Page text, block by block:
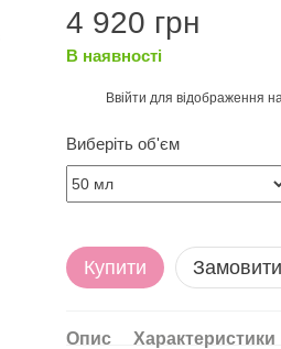
4 920 грн
В наявності
Ввійти для відображення
Виберіть об'єм
Купити
Опис
Характеристики